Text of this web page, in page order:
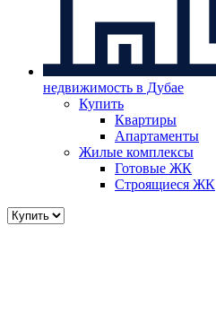
недвижимость в Дубае
Купить
Квартиры
Апартаменты
Жилые комплексы
Готовые ЖК
Строящиеся ЖК